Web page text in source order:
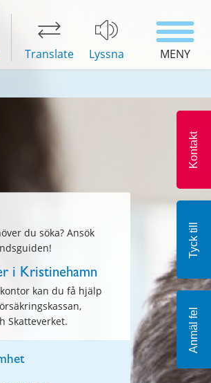
Translate Lyssna MENY
Kontakt
Tyck till
Anmäl fel
du söka? Ansök
i Kristinehamn
kan du få hjälp
Skatteverket.